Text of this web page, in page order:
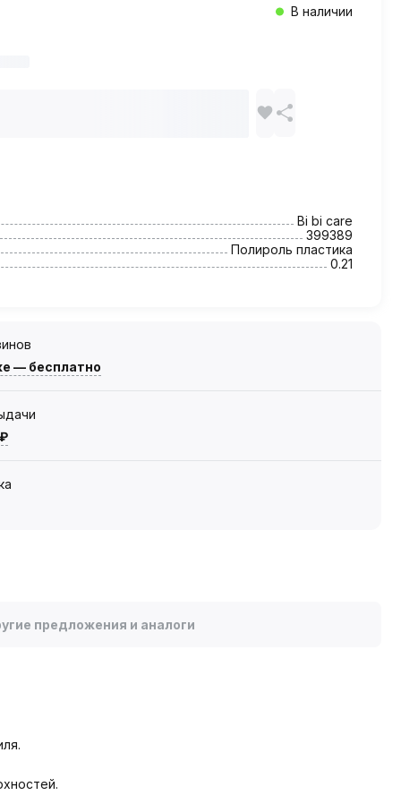
В наличии
Bi bi care
399389
Полироль пластика
0.21
— бесплатно
предложения и аналоги